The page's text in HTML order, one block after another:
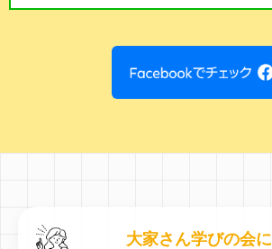
大家さん学びの会に